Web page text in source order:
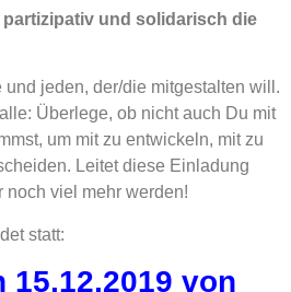
partizipativ und solidarisch die
jeden, der/die mitgestalten will.
Überlege, ob nicht auch Du mit
um mit zu entwickeln, mit zu
Leitet diese Einladung
noch viel mehr werden!
statt:
15.12.2019 von